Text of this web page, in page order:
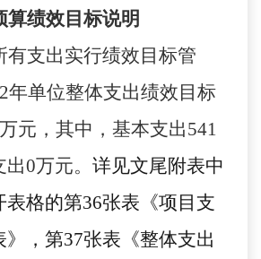
算绩效目标说明
有支出实行绩效目标管
年单位整体支出绩效目标
万元，其中，基本支出541
出0万元。 详见文尾附表中
表格的第36张表《项目支
》，第37张表《整体支出